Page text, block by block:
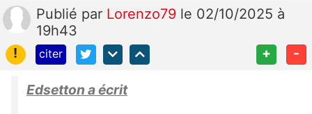
Publié par Lorenzo79 le 02/10/2025 à
19h43
!
citer + -
Edsetton a écrit